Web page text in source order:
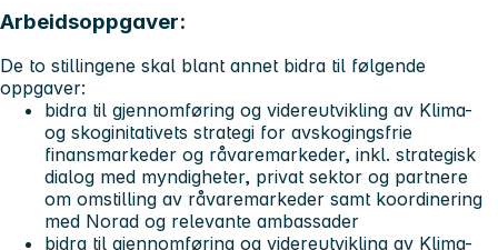
Arbeidsoppgaver:
De to stillingene skal blant annet bidra til følgende
oppgaver:
bidra til gjennomføring og videreutvikling av Klima-
og skoginitativets strategi for avskogingsfrie
finansmarkeder og råvaremarkeder, inkl. strategisk
dialog med myndigheter, privat sektor og partnere
om omstilling av råvaremarkeder samt koordinering
med Norad og relevante ambassader
bidra til gjennomføring og videreutvikling av Klima-